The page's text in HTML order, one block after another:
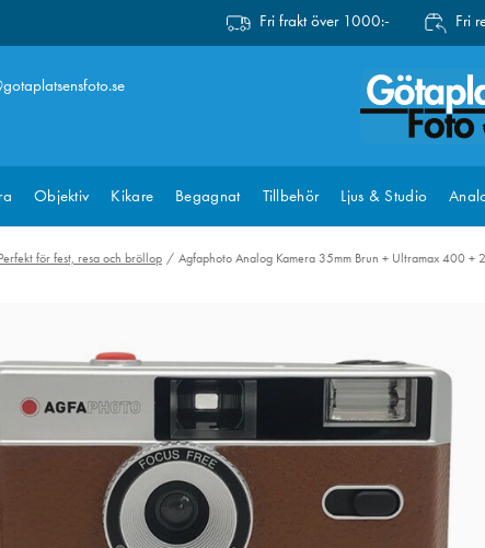
Fri frakt över 1000:- Fri
Objektiv Kikare Begagnat Tillbehör Ljus & Studio
för fest, resa och bröllop Agfaphoto Analog Kamera 35mm Brun + Ultramax 400 +